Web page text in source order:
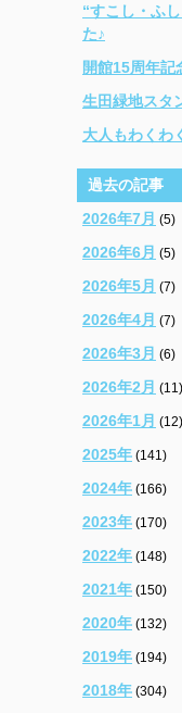
“すこし・ふ
た♪
開館15周年記
生田緑地スタ
大人もわくわ
過去の記事
2026年7月 (5)
2026年6月 (5)
2026年5月 (7)
2026年4月 (7)
2026年3月 (6)
2026年2月 (11)
2026年1月 (12)
2025年 (141)
2024年 (166)
2023年 (170)
2022年 (148)
2021年 (150)
2020年 (132)
2019年 (194)
2018年 (304)